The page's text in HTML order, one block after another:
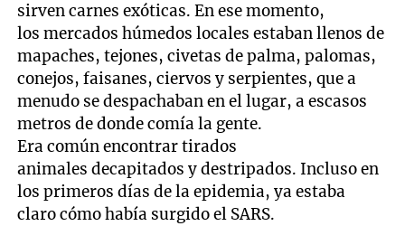
sirven carnes exóticas. En ese momento,
los mercados húmedos locales estaban llenos de
mapaches, tejones, civetas de palma, palomas,
conejos, faisanes, ciervos y serpientes, que a
menudo se despachaban en el lugar, a escasos
metros de donde comía la gente.
Era común encontrar tirados
animales decapitados y destripados. Incluso en
los primeros días de la epidemia, ya estaba
claro cómo había surgido el SARS.